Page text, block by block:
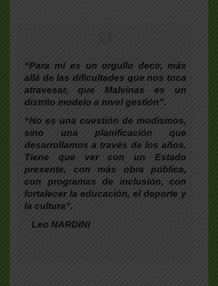
“Para mí es un orgullo decir, más
allá de las dificultades que nos toca
atravesar, que Malvinas es un
distrito modelo a nivel gestión”.
“No es una cuestión de modismos,
sino una planificación que
desarrollamos a través de los años.
Tiene que ver con un Estado
presente, con más obra pública,
con programas de inclusión, con
fortalecer la educación, el deporte y
la cultura”.
Leo NARDINI